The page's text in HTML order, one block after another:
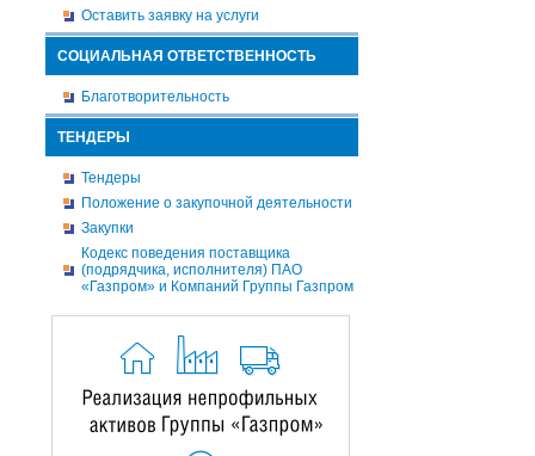
Оставить заявку на услуги
СОЦИАЛЬНАЯ ОТВЕТСТВЕННОСТЬ
Благотворительность
ТЕНДЕРЫ
Тендеры
Положение о закупочной деятельности
Закупки
Кодекс поведения поставщика
(подрядчика, исполнителя) ПАО
«Газпром» и Компаний Группы Газпром